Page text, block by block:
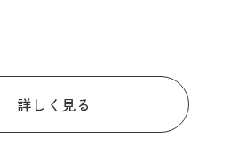
詳しく見る